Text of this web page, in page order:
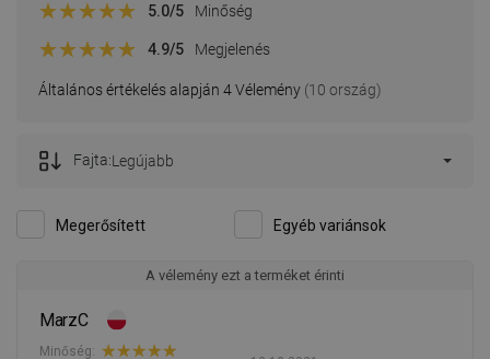
Általános értékelés alapján 4 Vélemény (10 ország)
5.0/5 Minőség
4.9/5 Megjelenés
Megerősített Egyéb variánsok
Fajta:Legújabb
A vélemény ezt a terméket érinti
MarzC
Minőség: